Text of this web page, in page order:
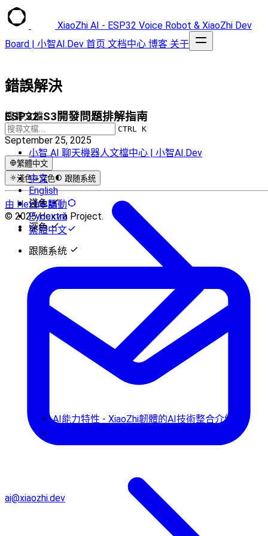
XiaoZhi AI - ESP32 Voice Robot & XiaoZhi Dev
Board | 小智AI.Dev 首页 文档中心 博客 关于
搜尋文檔...
CTRL K
小智 AI 聊天機器人文檔中心 | 小智AI.Dev
AI能力特性 - XiaoZhi韌體的AI技術整合介紹
錯誤解決
ESP32-S3開發問題排解指南
September 25, 2025
繁體中文
中文
English
日本語
Русский
繁體中文
淺色 深色 跟随系统
淺色
深色
跟随系统
由 Hextra 驅動
© 2025 Hextra Project.
ai@xiaozhi.dev